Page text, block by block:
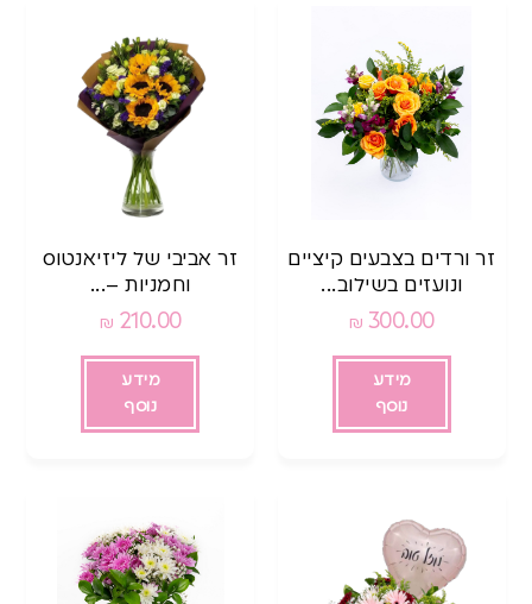
זר ורדים בצבעים קיציים
ונועזים בשילוב...
300.00
₪
מידע
נוסף
זר אביבי של ליזיאנטוס
וחמניות –...
210.00
₪
מידע
נוסף